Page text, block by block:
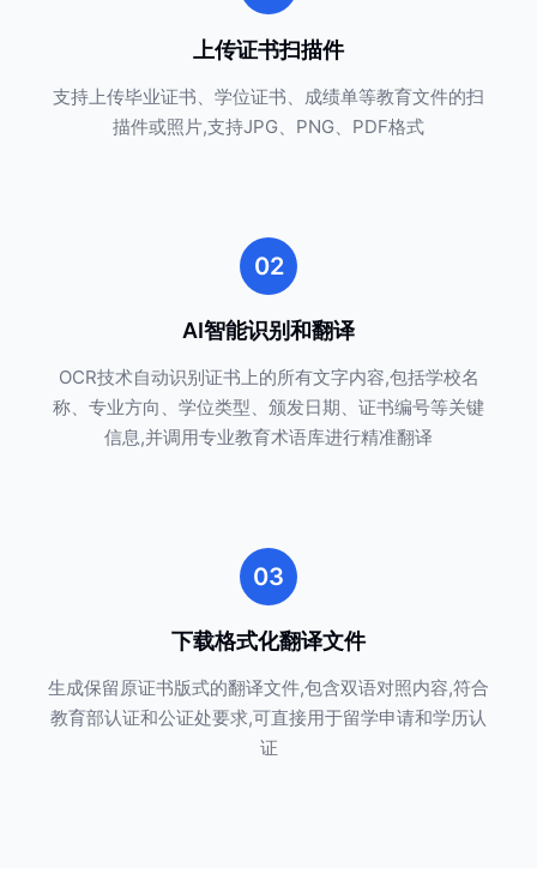
上传证书扫描件
支持上传毕业证书、学位证书、成绩单等教育文件的扫
描件或照片,支持JPG、PNG、PDF格式
02
AI智能识别和翻译
OCR技术自动识别证书上的所有文字内容,包括学校名
称、专业方向、学位类型、颁发日期、证书编号等关键
信息,并调用专业教育术语库进行精准翻译
03
下载格式化翻译文件
生成保留原证书版式的翻译文件,包含双语对照内容,符合
教育部认证和公证处要求,可直接用于留学申请和学历认
证